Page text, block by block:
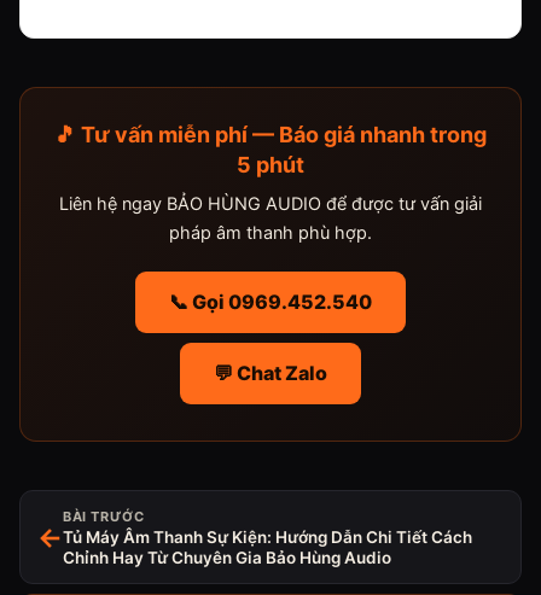
🎵 Tư vấn miễn phí — Báo giá nhanh trong
5 phút
Liên hệ ngay BẢO HÙNG AUDIO để được tư vấn giải
pháp âm thanh phù hợp.
📞 Gọi 0969.452.540
💬 Chat Zalo
←
BÀI TRƯỚC
Tủ Máy Âm Thanh Sự Kiện: Hướng Dẫn Chi Tiết Cách
Chỉnh Hay Từ Chuyên Gia Bảo Hùng Audio